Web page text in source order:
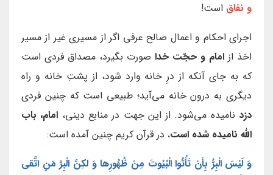
و نفاق است!
اجرای احکام و اعمال صالح عرفی اگر از مسیری غیر از مسیر
اخذ از امام و حجّت خدا صورت بگیرد، مصداق فردی است
که به جای آنکه از درِ خانه وارد شود، از پشتِ خانه و راه
دیگری به درون خانه می‌آید؛ طبیعی است که چنین فردی
دزدنامیده می‌شود. از این جهت در منابع دینی، امام، باب
الله نامیده شده است. در قرآن کریم چنین آمده است:
وَ لَيْسَ الْبِرُّ بِأنْ تَأْتُوا الْبُيُوتَ مِنْ ظُهُورِها وَ لكِنَّ الْبِرَّ مَنِ اتَّقى‏